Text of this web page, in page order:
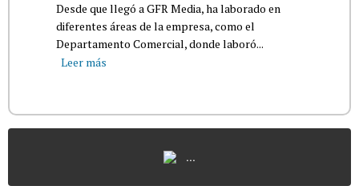
Desde que llegó a GFR Media, ha laborado en
diferentes áreas de la empresa, como el
Departamento Comercial, donde laboró...
Leer más
...